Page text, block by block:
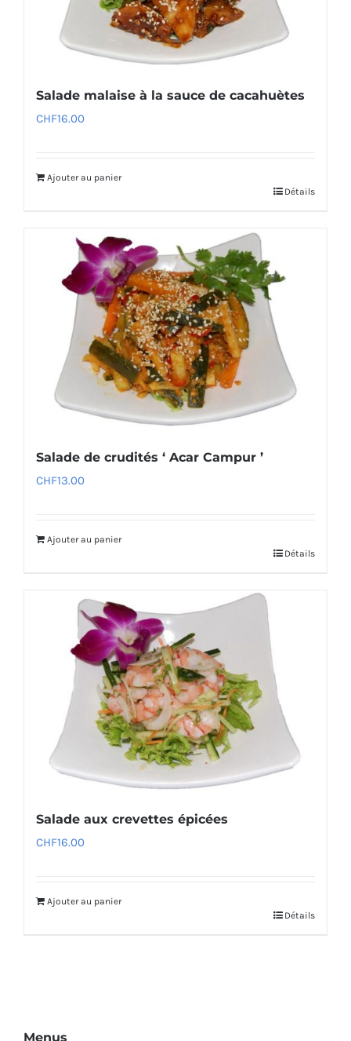
Salade malaise à la sauce de cacahuètes
CHF16.00
Ajouter au panier
Détails
Salade de crudités ‘ Acar Campur ’
CHF13.00
Ajouter au panier
Détails
Salade aux crevettes épicées
CHF16.00
Ajouter au panier
Détails
Menus